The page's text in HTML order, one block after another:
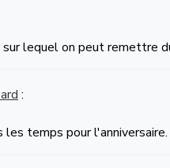
lequel on peut remettre
:
temps pour l'anniversaire.